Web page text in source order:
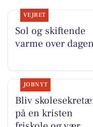
VEJRET
Sol og skiftende
varme over dagen
JOBNYT
Bliv
på en kristen